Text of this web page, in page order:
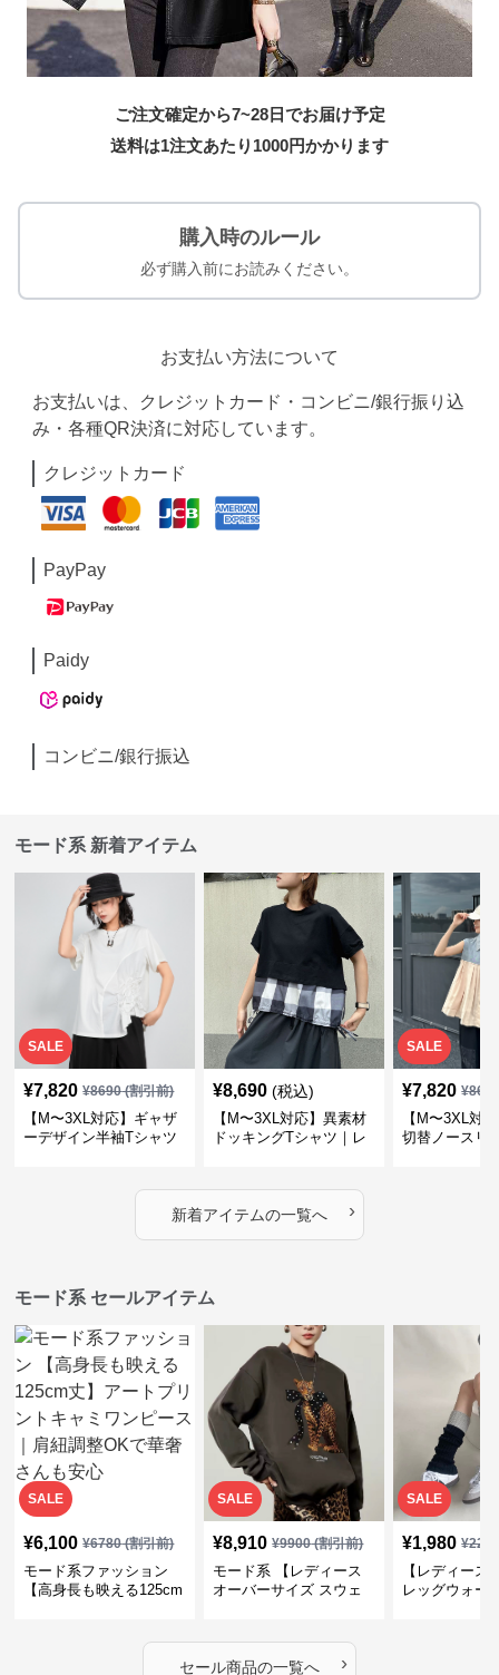
ご注文確定から7~28日でお届け予定
送料は1注文あたり 1000円かかります
購入時のルール
必ず購入前にお読みください。
お支払い方法について
お支払いは、クレジットカード・コンビニ/銀行振り込
み・各種QR決済に対応しています。
クレジットカード
PayPay
Paidy
コンビニ/銀行振込
モード系 新着アイテム
SALE
¥7,820 ¥8690(割引前)
【M〜3XL対応】ギャザ
ーデザイン半袖Tシャツ
¥8,690 (税込)
【M〜3XL対応】異素材
ドッキングTシャツ｜レ
カバー・大人モード
SALE
¥7,820 ¥
【M〜3XL対
切替ノースリ
新着アイテムの一覧へ ›
モード系 セールアイテム
SALE
¥6,100 ¥6780(割引前)
モード系ファッション
【高身長も映える125cm
OKで華奢さんも安心
SALE
¥8,910 ¥9900(割引前)
モード系 【レディース
オーバーサイズ スウェ
ったりモード
SALE
¥1,980 ¥
【レディース
レッグウォー
セール商品の一覧へ ›